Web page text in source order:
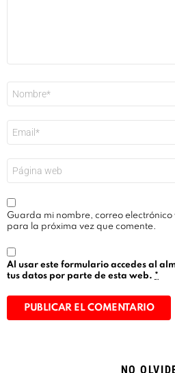
electrónico
*
Guarda mi nombre, correo
para la próxima vez que comente.
Al usar este formulario accedes al
tus datos por parte de esta web. *
NO